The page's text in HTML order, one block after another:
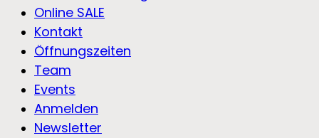
Online SALE
Kontakt
Öffnungszeiten
Team
Events
Anmelden
Newsletter